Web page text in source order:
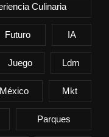
Culinaria
Futuro IA
Juego Ldm
México Mkt
Parques